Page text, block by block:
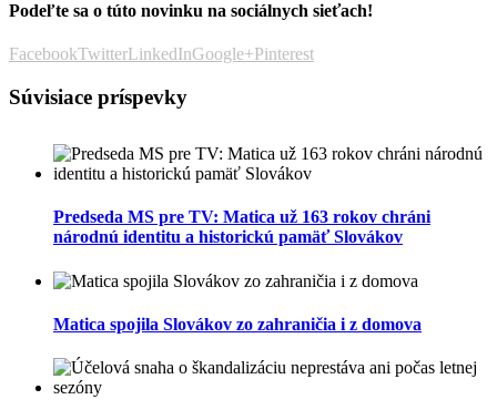
Podeľte sa o túto novinku na sociálnych sieťach!
FacebookTwitterLinkedInGoogle+Pinterest
Súvisiace príspevky
Predseda MS pre TV: Matica už 163 rokov chráni
národnú identitu a historickú pamäť Slovákov
Matica spojila Slovákov zo zahraničia i z domova